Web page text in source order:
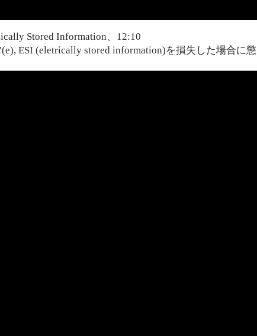
Stored Information、12:10
ESI (eletrically stored information)を損失した場合に懲